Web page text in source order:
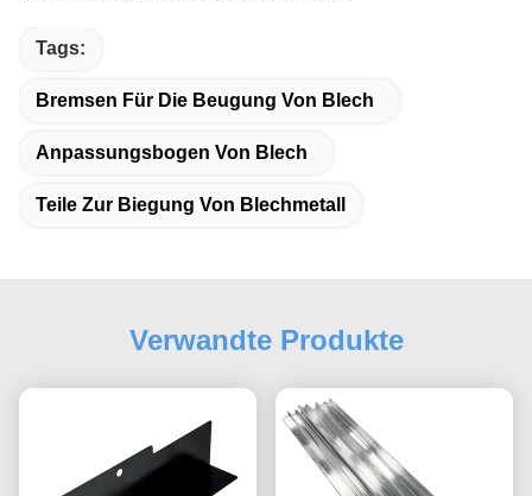
Tags:
Bremsen Für Die Beugung Von Blech
Anpassungsbogen Von Blech
Teile Zur Biegung Von Blechmetall
Verwandte Produkte